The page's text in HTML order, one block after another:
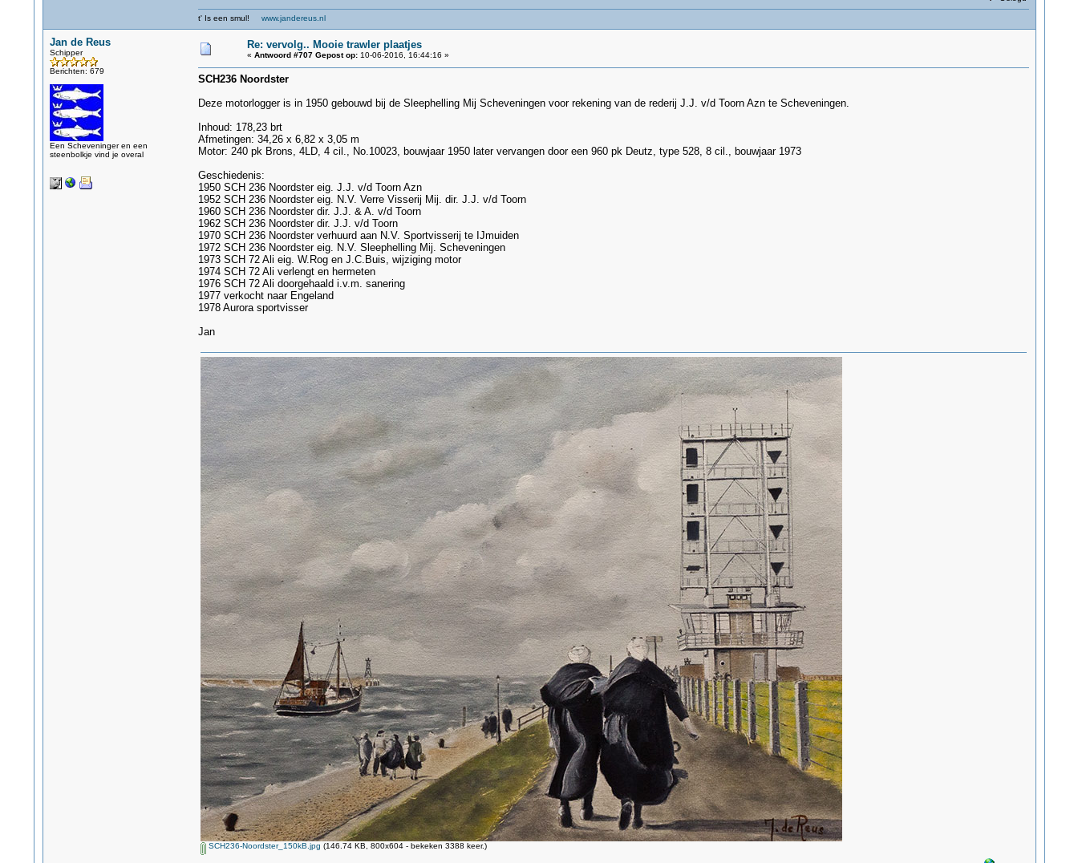
t' Is een smul! www.jandereus.nl
Jan de Reus
Schipper
Berichten: 679
Een Scheveninger en een
steenbolkje vind je overal
Re: vervolg.. Mooie trawler plaatjes
« Antwoord #707 Gepost op:10-06-2016, 16:44:16 »
SCH236 Noordster
Deze motorlogger is in 1950 gebouwd bij de Sleephelling Mij Scheveningen voor rekening van de rederij J.J. v/d Toorn Azn te Scheveningen.
Inhoud: 178,23 brt
Afmetingen: 34,26 x 6,82 x 3,05 m
Motor: 240 pk Brons, 4LD, 4 cil., No.10023, bouwjaar 1950 later vervangen door een 960 pk Deutz, type 528, 8 cil., bouwjaar 1973
Geschiedenis:
1950 SCH 236 Noordster eig. J.J. v/d Toorn Azn
1952 SCH 236 Noordster eig. N.V. Verre Visserij Mij. dir. J.J. v/d Toorn
1960 SCH 236 Noordster dir. J.J. & A. v/d Toorn
1962 SCH 236 Noordster dir. J.J. v/d Toorn
1970 SCH 236 Noordster verhuurd aan N.V. Sportvisserij te IJmuiden
1972 SCH 236 Noordster eig. N.V. Sleephelling Mij. Scheveningen
1973 SCH 72 Ali eig. W.Rog en J.C.Buis, wijziging motor
1974 SCH 72 Ali verlengt en hermeten
1976 SCH 72 Ali doorgehaald i.v.m. sanering
1977 verkocht naar Engeland
1978 Aurora sportvisser
Jan
SCH236-Noordster_150kB.jpg (146.74 KB, 800x604 - bekeken 3388 keer.)